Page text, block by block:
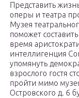
Представить
оперы и театра
Музея
поможет
время
интеллигенция
упомянуть
взрослого гостя
пройти мимо
Островского д. 6